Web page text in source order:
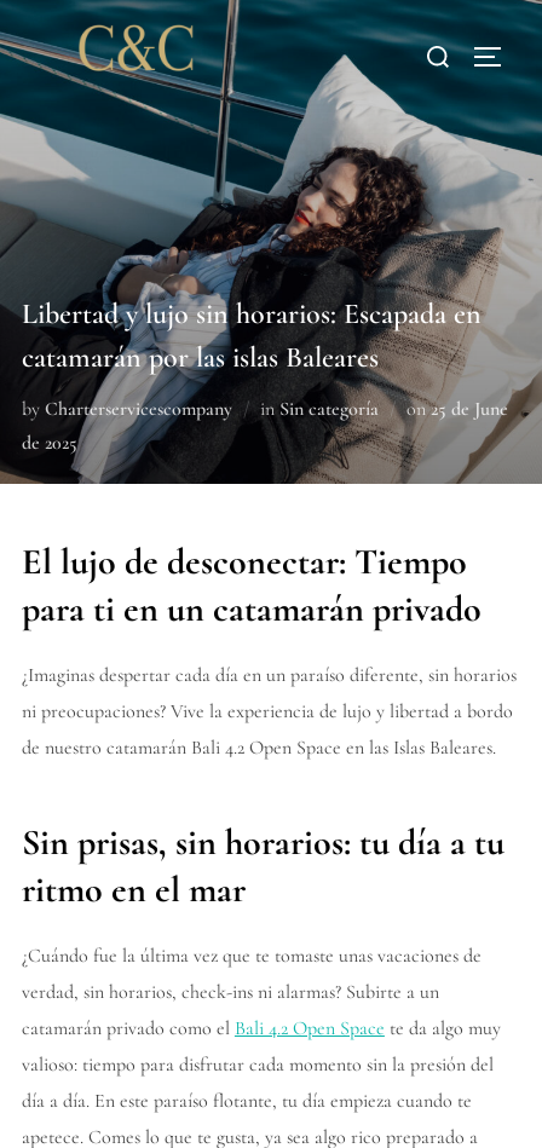
Libertad y lujo sin horarios: Escapada en
catamarán por las islas Baleares
by Charterservicescompany in Sin categoría on25 de June
de 2025
El lujo de desconectar: Tiempo
para ti en un catamarán privado
¿Imaginas despertar cada día en un paraíso diferente, sin horarios
ni preocupaciones? Vive la experiencia de lujo y libertad a bordo
de nuestro catamarán Bali 4.2 Open Space en las Islas Baleares.
Sin prisas, sin horarios: tu día a tu
ritmo en el mar
¿Cuándo fue la última vez que te tomaste unas vacaciones de
verdad, sin horarios, check-ins ni alarmas? Subirte a un
catamarán privado como el Bali 4.2 Open Space te da algo muy
valioso: tiempo para disfrutar cada momento sin la presión del
día a día. En este paraíso flotante, tu día empieza cuando te
apetece. Comes lo que te gusta, ya sea algo rico preparado a